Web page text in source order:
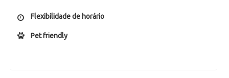
Flexibilidade de horário
Pet friendly